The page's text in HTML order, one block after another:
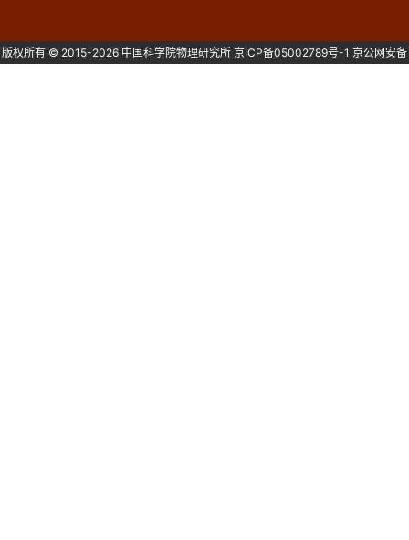
版权所有 © 2015-2026 中国科学院物理研究所 京ICP备05002789号-1 京公网安备